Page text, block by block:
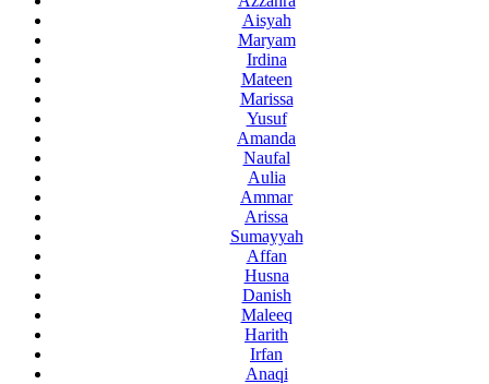
Aisyah
Maryam
Irdina
Mateen
Marissa
Yusuf
Amanda
Naufal
Aulia
Ammar
Arissa
Sumayyah
Affan
Husna
Danish
Maleeq
Harith
Irfan
Anaqi